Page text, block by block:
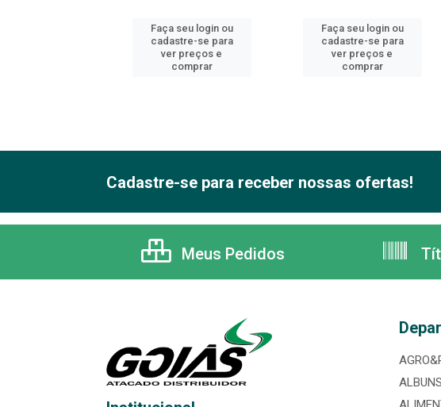
Faça seu login ou
cadastre-se para
ver preços e
comprar
Faça seu login ou
cadastre-se para
ver preços e
comprar
Cadastre-se para receber nossas ofertas!
Meus Pedidos